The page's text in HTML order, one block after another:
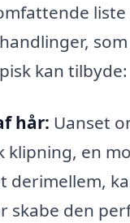
liste
kan tilbyde:
hår: Uanset
klipning, en
derimellem,
skabe den